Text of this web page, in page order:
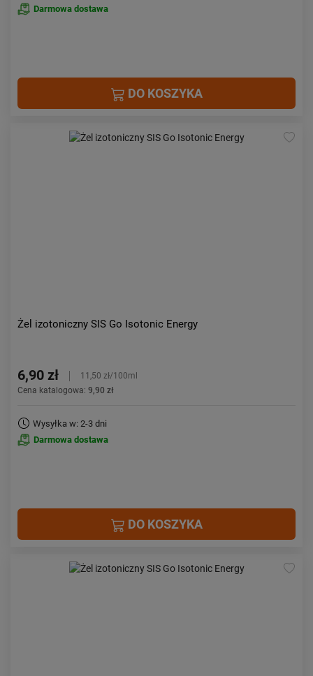
Darmowa dostawa
DO KOSZYKA
Żel izotoniczny SIS Go Isotonic Energy
6,90 zł
11,50 zł/100ml
Cena katalogowa: 9,90 zł
Wysyłka w: 2-3 dni
Darmowa dostawa
DO KOSZYKA